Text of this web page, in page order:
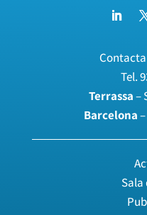
Tel.
Terrassa–
Barcelona
Sala